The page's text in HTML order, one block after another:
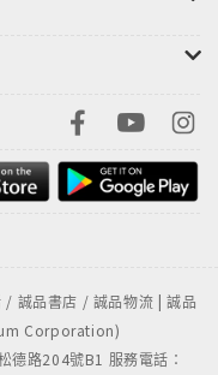
誠品書店 / 誠品物流 | 誠品
Corporation)
德路204號B1 服務電話：